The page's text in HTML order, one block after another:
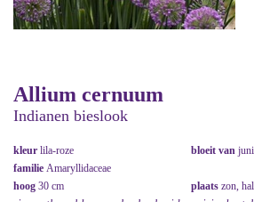
Allium cernuum
Indianen bieslook
kleur lila-roze bloeit van juni
familie Amaryllidaceae
hoog 30 cm plaats zon,